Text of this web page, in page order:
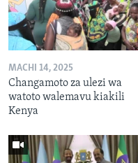
MACHI 14, 2025
Changamoto za ulezi wa
watoto walemavu kiakili
Kenya